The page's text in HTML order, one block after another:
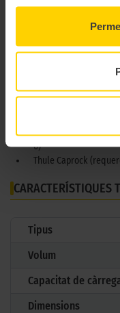
comoditat.
Compatible amb les barres
Thule WingBar
Thule SlideBar
Thule ProBar Evo
6)
Thule Caprock
CARACTERÍSTIQUES
Tipus
Volum
Capacitat de
Dimensions